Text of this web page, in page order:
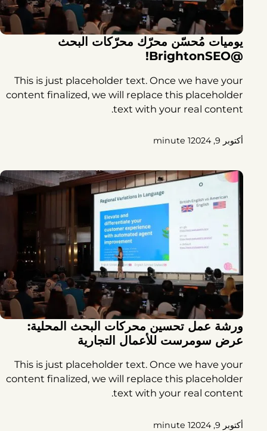
يوميات مُحسّن محرّك محرّكات البحث
@BrightonSEO!
This is just placeholder text. Once we have your
content finalized, we will replace this placeholder
text with your real content.
أكتوبر 9, 2024 1 minute
ورشة عمل تحسين محركات البحث المحلية:
عرض سومرست للأعمال التجارية
This is just placeholder text. Once we have your
content finalized, we will replace this placeholder
text with your real content.
أكتوبر 9, 2024 1 minute